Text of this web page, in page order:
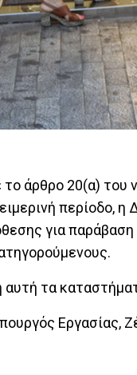
το άρθρο 20(α)
περίοδο,
για
τα
Εργασίας,